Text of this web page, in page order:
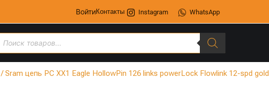
ВойтиКонтакты Instagram WhatsApp
/ Sram цепь PC XX1 Eagle HollowPin 126 links powerLock Flowlink 12-spd gold